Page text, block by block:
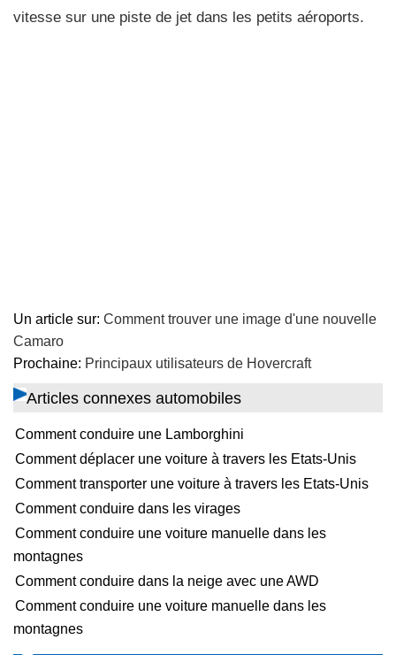
vitesse sur une piste de jet dans les petits aéroports.
Un article sur: Comment trouver une image d'une nouvelle
Camaro
Prochaine: Principaux utilisateurs de Hovercraft
Articles connexes automobiles
Comment conduire une Lamborghini
Comment déplacer une voiture à travers les Etats-Unis
Comment transporter une voiture à travers les Etats-Unis
Comment conduire dans les virages
Comment conduire une voiture manuelle dans les
montagnes
Comment conduire dans la neige avec une AWD
Comment conduire une voiture manuelle dans les
montagnes